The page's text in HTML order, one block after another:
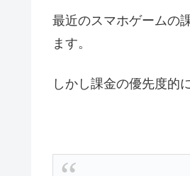
最近のスマホゲームの
ます。
しかし課金の優先度的